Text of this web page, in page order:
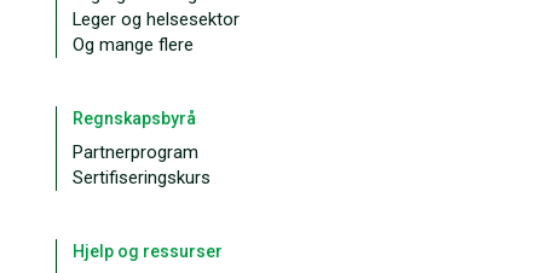
Leger og helsesektor
Og mange flere
Regnskapsbyrå
Partnerprogram
Sertifiseringskurs
Hjelp og ressurser